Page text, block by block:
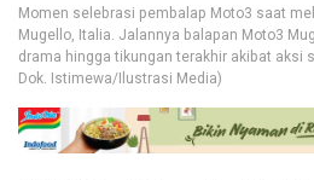
Momen selebrasi pembalap Moto3 saat
Mugello, Italia. Jalannya balapan Moto3
drama hingga tikungan terakhir akibat aksi
Dok. Istimewa/Ilustrasi Media)